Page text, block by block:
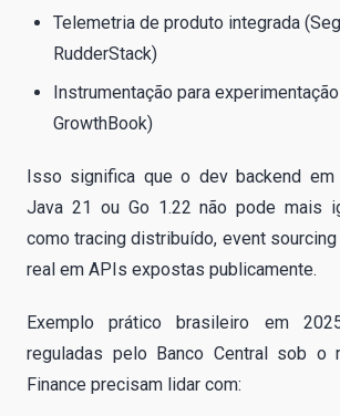
Telemetria de produto integrada
RudderStack)
Instrumentação para
GrowthBook)
Isso significa que o dev backend em
Java 21 ou Go 1.22 não pode mais
como tracing distribuído, event
real em APIs expostas publicamente.
Exemplo prático brasileiro em
reguladas pelo Banco Central sob o
Finance precisam lidar com: